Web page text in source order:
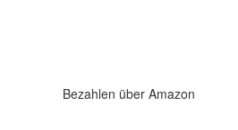
Bezahlen über Amazon